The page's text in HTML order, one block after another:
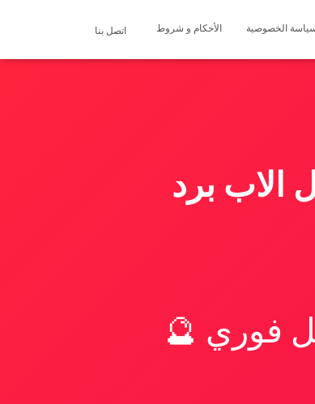
الخصوصية الأحكام و شروط اتصل بنا
الاب برد
فوري 🔮